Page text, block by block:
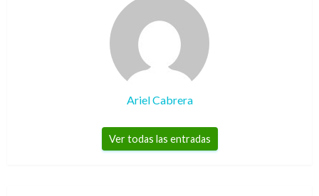
Ariel Cabrera
Ver todas las entradas